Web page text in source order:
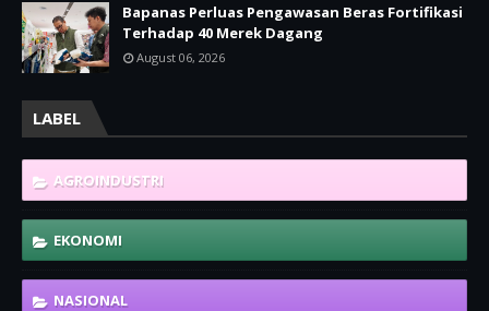
Bapanas Perluas Pengawasan Beras Fortifikasi
Terhadap 40 Merek Dagang
August 06, 2026
LABEL
AGROINDUSTRI
EKONOMI
NASIONAL